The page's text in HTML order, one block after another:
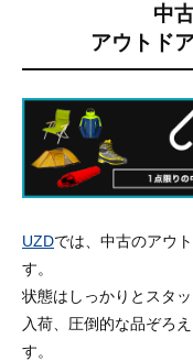
中
アウトド
UZDでは、中古のアウ
す。
状態はしっかりとスタ
入荷、圧倒的な品ぞろ
す。